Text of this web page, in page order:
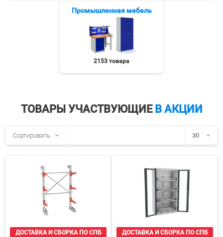
Промышленная мебель
2153 товара
ТОВАРЫ УЧАСТВУЮЩИЕ В АКЦИИ
Сортировать 30
60
90
ДОСТАВКА И СБОРКА ПО СПБ
ДОСТАВКА И СБОРКА ПО СПБ